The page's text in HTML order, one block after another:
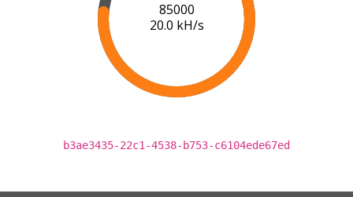
87000
20.1 kH/s
b3ae3435-22c1-4538-b753-c6104ede67ed